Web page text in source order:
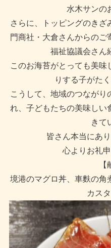
水木サンの
さらに、トッピングのき
門商社・大倉さんからのご
福祉協議会さん
このお海苔がとっても美味
りする子がた
こうして、地域のつながり
れ、子どもたちの美味しい
きて
皆さん本当にあ
心よりお礼
【
境港のマグロ丼、車麩の角
カス